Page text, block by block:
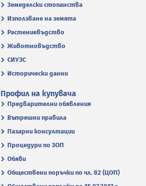
Земеделски стопанства
Използване на земята
Растениевъдство
Животновъдство
СИУЗС
Исторически данни
Профил на купувача
Предварителни обявления
Вътрешни правила
Пазарни консултации
Процедури по ЗОП
Обяви
Обществени поръчки по чл. 82 (ЦОП)